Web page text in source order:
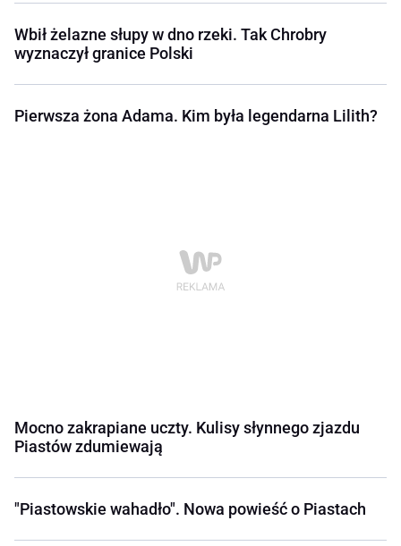
Wbił żelazne słupy w dno rzeki. Tak Chrobry
wyznaczył granice Polski
Pierwsza żona Adama. Kim była legendarna Lilith?
Mocno zakrapiane uczty. Kulisy słynnego zjazdu
Piastów zdumiewają
"Piastowskie wahadło". Nowa powieść o Piastach